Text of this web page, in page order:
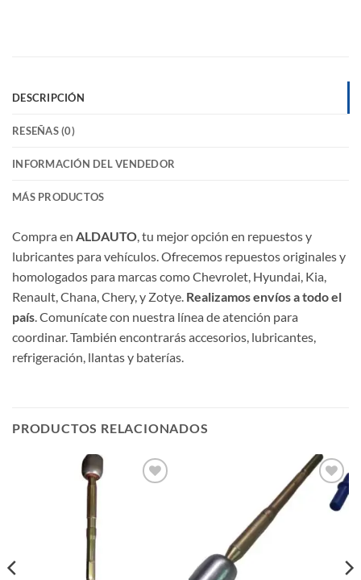
DESCRIPCIÓN
RESEÑAS (0)
INFORMACIÓN DEL VENDEDOR
MÁS PRODUCTOS
Compra en ALDAUTO , tu mejor opción en repuestos y
lubricantes para vehículos. Ofrecemos repuestos originales y
homologados para marcas como Chevrolet, Hyundai, Kia,
Renault, Chana, Chery, y Zotye. Realizamos envíos a todo el
país . Comunícate con nuestra línea de atención para
coordinar. También encontrarás accesorios, lubricantes,
refrigeración, llantas y baterías.
PRODUCTOS RELACIONADOS
Añadir
a la